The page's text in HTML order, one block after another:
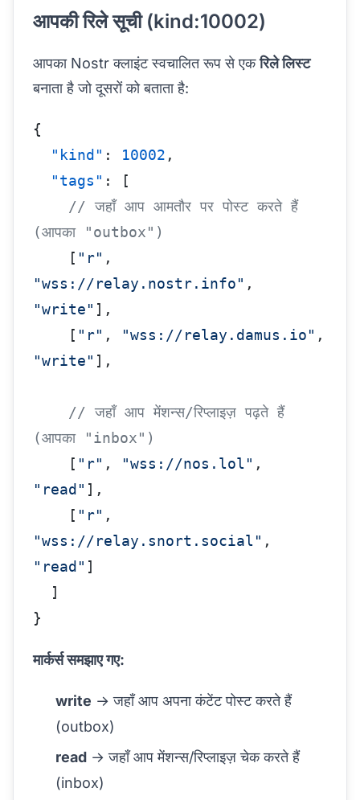
आपकी रिले सूची (kind:10002)
आपका Nostr क्लाइंट स्वचालित रूप से एकरिले लिस्ट
बनाता है जो दूसरों को बताता है:
{
  "kind"
: 10002 ,
  "tags"
: [
(आपका "outbox")
    [
"r"
"wss://relay.nostr.info"
"write" ],
    [
"r" , "wss://relay.damus.io"
"write" ],
(आपका "inbox")
    [
"r" , "wss://nos.lol"
"read" ],
    [
"r"
"wss://relay.snort.social"
"read" ]
  ]
}
मार्कर्स समझाए गए:
write → जहाँ आप अपना कंटेंट पोस्ट करते हैं
(outbox)
read → जहाँ आप मेंशन्स/रिप्लाइज़ चेक करते हैं
(inbox)